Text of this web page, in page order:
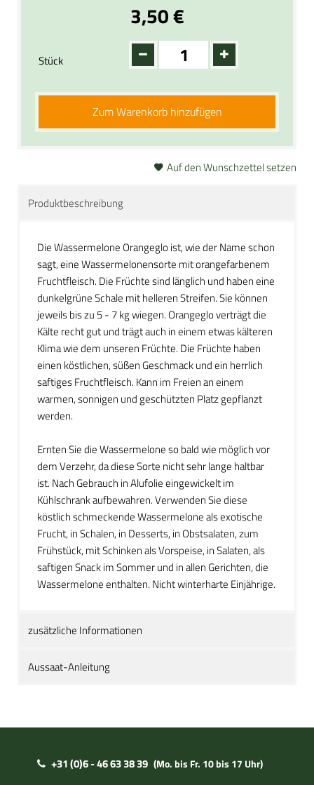
3,50 €
Stück
Zum Warenkorb hinzufügen
Auf den Wunschzettel setzen
Produktbeschreibung
Die Wassermelone Orangeglo ist, wie der Name schon
sagt, eine Wassermelonensorte mit orangefarbenem
Fruchtfleisch. Die Früchte sind länglich und haben eine
dunkelgrüne Schale mit helleren Streifen. Sie können
jeweils bis zu 5 - 7 kg wiegen. Orangeglo verträgt die
Kälte recht gut und trägt auch in einem etwas kälteren
Klima wie dem unseren Früchte. Die Früchte haben
einen köstlichen, süßen Geschmack und ein herrlich
saftiges Fruchtfleisch. Kann im Freien an einem
warmen, sonnigen und geschützten Platz gepflanzt
werden.
Ernten Sie die Wassermelone so bald wie möglich vor
dem Verzehr, da diese Sorte nicht sehr lange haltbar
ist. Nach Gebrauch in Alufolie eingewickelt im
Kühlschrank aufbewahren. Verwenden Sie diese
köstlich schmeckende Wassermelone als exotische
Frucht, in Schalen, in Desserts, in Obstsalaten, zum
Frühstück, mit Schinken als Vorspeise, in Salaten, als
saftigen Snack im Sommer und in allen Gerichten, die
Wassermelone enthalten. Nicht winterharte Einjährige.
zusätzliche Informationen
Aussaat-Anleitung
+31 (0)6 - 46 63 38 39 (Mo. bis Fr. 10 bis 17 Uhr)